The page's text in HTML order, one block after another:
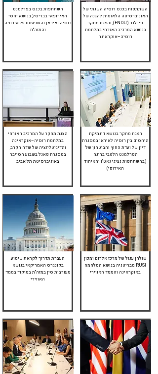
אפריל 2025
השתתפות בכנס בפרלמנט
האירופאי בבריסל, בנושא יחסי
רוסיה ואיראן והשפעתם על אירופה
והמזה"ת
יוני 2024
הצגת מחקר על המרכיב האזרחי
במלחמת רוסיה–אוקראינה
והדיגיטליזציה של שדה הקרב,
במסגרת פאנל בשבוע הסייבר
באוניברסיטת תל אביב
מרץ 2024
העברת תדרוך לקראת שימוע
בקונגרס האמריקאי בנושא
מעורבות סין במזה"ת במיקוד בממד
האווירי
פברואר 2025
השתתפות בכנס רוסיה השנתי של
האוניברסיטה הלאומית להגנה של
פינלנד (FNDU), והצגת מחקר
בנושא המרכיב האזרחי במלחמת
רוסיה–אוקראינה
יוני 2024
הצגת מחקר בנושא דינמיקת
היחסים בין רוסיה לאיראן במסגרת
דיון של ועדת החוץ והביטחון של
הפרלמנט הלטבי בריגה
(בהשתתפות נציגי נאט"ו והאיחוד
האירופי)
ספטמבר 2023
שולחן עגול של מרכז אלרום ומכון
RUSI מבריטניה בנושא המלחמה
באוקראינה והממד האווירי